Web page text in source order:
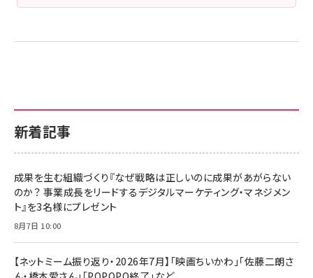
新着記事
成果を生む組織づくり『なぜ戦略は正しいのに成果があがらない
のか？ 事業成長をリードするデジタルマーケティング・マネジメン
ト』を3名様にプレゼント
8月7日 10:00
【ネットミーム振り返り・2026年7月】「映画ちいかわ」「佐藤二朗さ